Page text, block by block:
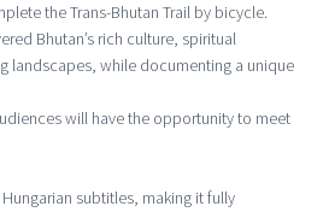
the Trans-Bhutan Trail by bicycle.
Bhutan’s rich culture, spiritual
landscapes, while documenting a unique
will have the opportunity to meet
subtitles, making it fully